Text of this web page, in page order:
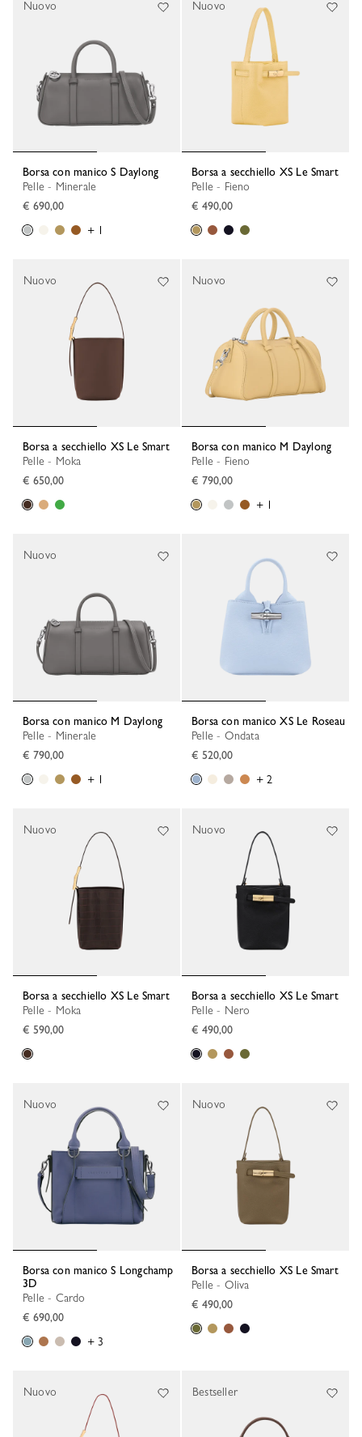
Borsa con manico S Daylong
Pelle - Minerale
€ 690,00
+ 1
Nuovo
Borsa a secchiello XS Le Smart
Pelle - Fieno
€ 490,00
Nuovo
Borsa a secchiello XS Le Smart
Pelle - Moka
€ 650,00
Nuovo
Borsa con manico M Daylong
Pelle - Fieno
€ 790,00
+ 1
Nuovo
Borsa con manico M Daylong
Pelle - Minerale
€ 790,00
+ 1
Nuovo
Borsa con manico XS Le Roseau
Pelle - Ondata
€ 520,00
+ 2
Borsa a secchiello XS Le Smart
Pelle - Moka
€ 590,00
Nuovo
Borsa a secchiello XS Le Smart
Pelle - Nero
€ 490,00
Nuovo
Borsa con manico S Longchamp
3D
Pelle - Cardo
€ 690,00
+ 3
Nuovo
Borsa a secchiello XS Le Smart
Pelle - Oliva
€ 490,00
Nuovo
Nuovo Bestseller